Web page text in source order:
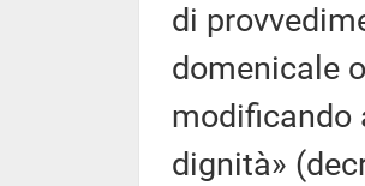
di
domenicale
modificando
dignità»